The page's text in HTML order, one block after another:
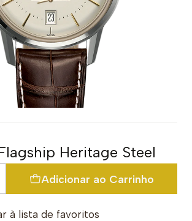
Heritage Steel
Adicionar ao Carrinho
à lista de favoritos